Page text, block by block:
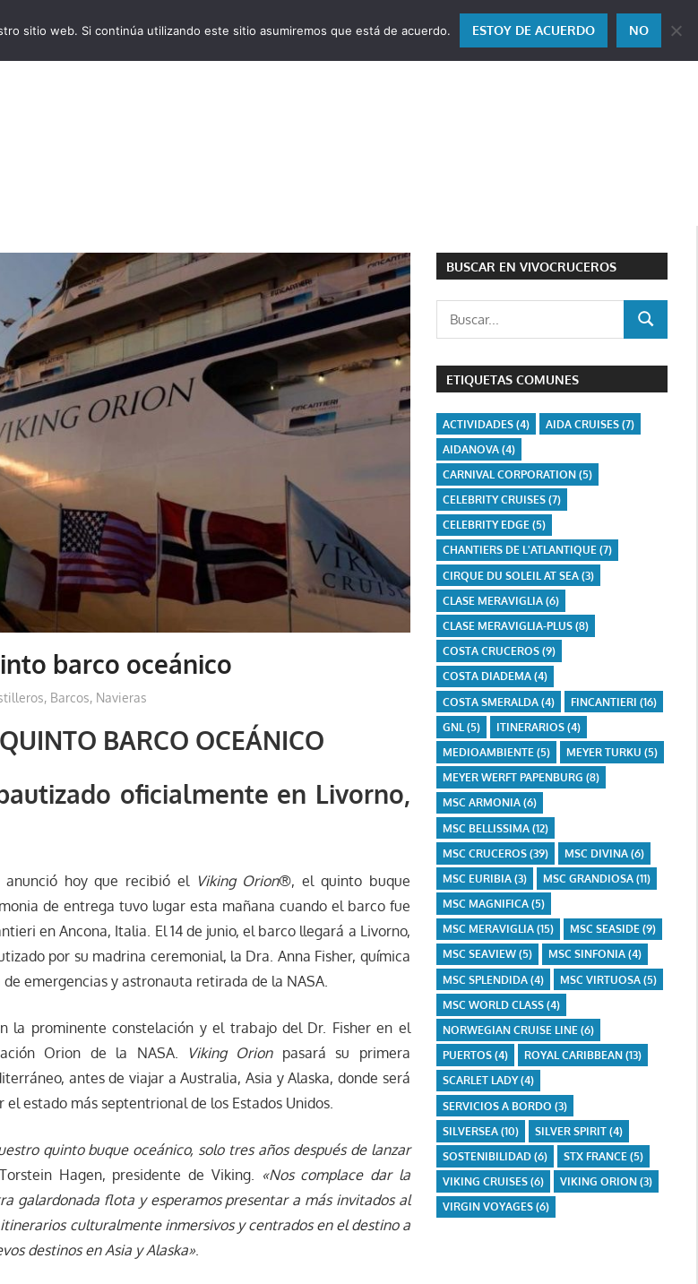
barco oceánico
, Barcos, Navieras
BARCO OCEÁNICO
oficialmente en Livorno,
anunció hoy que recibió el Viking Orion®, el quinto buque
de entrega tuvo lugar esta mañana cuando el barco fue
en Ancona, Italia. El 14 de junio, el barco llegará a Livorno,
por su madrina ceremonial, la Dra. Anna Fisher, química
emergencias y astronauta retirada de la NASA.
la prominente constelación y el trabajo del Dr. Fisher en el
Orion de la NASA.
Viking Orionpasará su primera
antes de viajar a Australia, Asia y Alaska, donde será
estado más septentrional de los Estados Unidos.
quinto buque oceánico, solo tres años después de lanzar
Hagen, presidente de Viking.
«Nos complace dar la
galardonada flota y esperamos presentar a más invitados al
culturalmente inmersivos y centrados en el destino a
destinos en Asia y Alaska»
BUSCAR EN VIVOCRUCEROS
BUSCAR
ETIQUETAS COMUNES
ACTIVIDADES(4) AIDA CRUISES(7)
AIDANOVA(4)
CARNIVAL CORPORATION(5)
CELEBRITY CRUISES(7)
CELEBRITY EDGE(5)
CHANTIERS DE L'ATLANTIQUE(7)
CIRQUE DU SOLEIL AT SEA(3)
CLASE MERAVIGLIA(6)
CLASE MERAVIGLIA-PLUS(8)
COSTA CRUCEROS(9)
COSTA DIADEMA(4)
COSTA SMERALDA(4) FINCANTIERI (16)
GNL (5) ITINERARIOS(4)
MEDIOAMBIENTE (5) MEYER TURKU (5)
MEYER WERFT PAPENBURG (8)
MSC ARMONIA(6)
MSC BELLISSIMA(12)
MSC CRUCEROS(39) MSC DIVINA(6)
MSC EURIBIA(3) MSC GRANDIOSA(11)
MSC MAGNIFICA(5)
MSC MERAVIGLIA(15) MSC SEASIDE(9)
MSC SEAVIEW(5) MSC SINFONIA(4)
MSC SPLENDIDA(4) MSC VIRTUOSA(5)
MSC WORLD CLASS(4)
NORWEGIAN CRUISE LINE(6)
PUERTOS(4) ROYAL CARIBBEAN(13)
SCARLET LADY(4)
SERVICIOS A BORDO (3)
SILVERSEA(10) SILVER SPIRIT(4)
SOSTENIBILIDAD(6) STX FRANCE (5)
VIKING CRUISES(6) VIKING ORION(3)
VIRGIN VOYAGES(6)
sitio web. Si continúa utilizando este sitio asumiremos que está de acuerdo. ESTOY DE ACUERDO NO